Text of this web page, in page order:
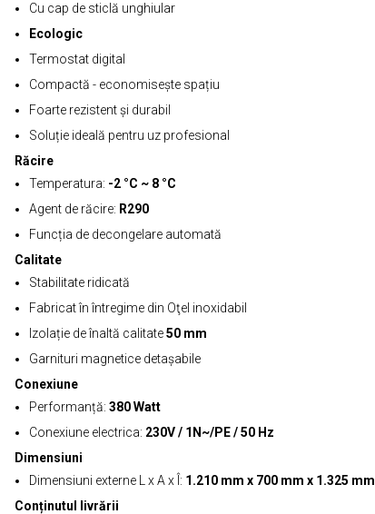
Cu cap de sticlă unghiular
Ecologic
Termostat digital
Compactă - economisește spațiu
Foarte rezistent și durabil
Soluție ideală pentru uz profesional
Răcire
Temperatura: -2 °C ~ 8 °C
Agent de răcire: R290
Funcția de decongelare automată
Calitate
Stabilitate ridicată
Fabricat în întregime din Oţel inoxidabil
Izolație de înaltă calitate50 mm
Garnituri magnetice detașabile
Conexiune
Performanță: 380 Watt
Conexiune electrica: 230V / 1N~/PE / 50 Hz
Dimensiuni
Dimensiuni externe L x A x Î: 1.210 mm x 700 mm x 1.325 mm
Conținutul livrării